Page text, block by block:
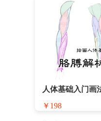
人体基础入门画
￥198